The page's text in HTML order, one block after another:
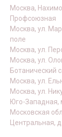
Москва,
Профсоюзная
Москва, ул.
поле
Москва, ул.
Москва, ул.
Ботанический
Москва, ул.
Москва, ул.
Юго-Западная,
Московская
Центральная,